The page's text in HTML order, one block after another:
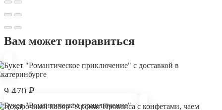
Вам может понравиться
9 470 ₽
Букет "Романтическое приключение"